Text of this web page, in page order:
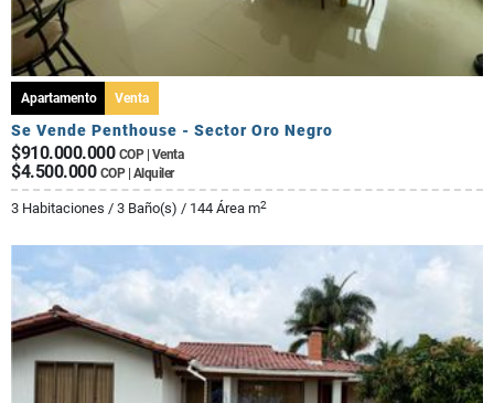
Apartamento Venta
Se Vende Penthouse - Sector Oro Negro
$910.000.000 COP | Venta
$4.500.000 COP | Alquiler
3 Habitaciones / 3 Baño(s) / 144 Área m2